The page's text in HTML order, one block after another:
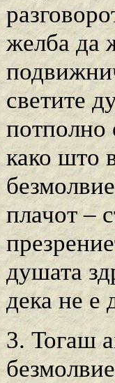
желба да
светите
потполно
како што
плачот –
душата
дека не е
3. Тогаш